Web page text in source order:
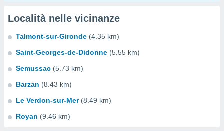
Località nelle vicinanze
Talmont-sur-Gironde (4.35 km)
Saint-Georges-de-Didonne (5.55 km)
Semussac (5.73 km)
Barzan (8.43 km)
Le Verdon-sur-Mer (8.49 km)
Royan (9.46 km)